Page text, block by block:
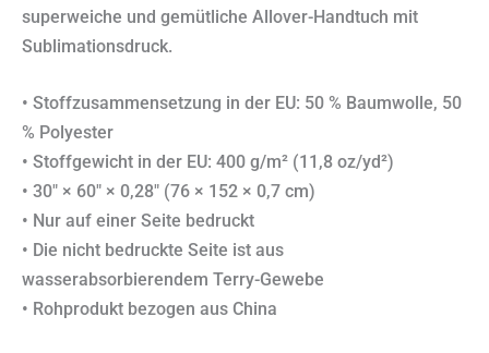
superweiche und gemütliche Allover-Handtuch mit
Sublimationsdruck.
• Stoffzusammensetzung in der EU: 50 % Baumwolle, 50
% Polyester
• Stoffgewicht in der EU: 400 g/m² (11,8 oz/yd²)
• 30″ × 60″ × 0,28″ (76 × 152 × 0,7 cm)
• Nur auf einer Seite bedruckt
• Die nicht bedruckte Seite ist aus
wasserabsorbierendem Terry-Gewebe
• Rohprodukt bezogen aus China